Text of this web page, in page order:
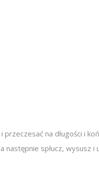
na długości i
spłucz, wysusz i